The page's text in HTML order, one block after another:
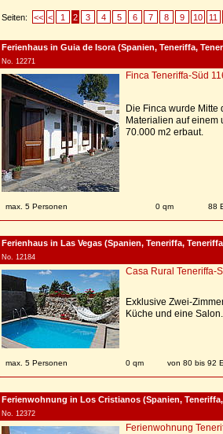
Seiten: << < 1 2 3 4 5 6 7 8 9 10 11
Ferienhaus in Guia de Isora (Spanien, Teneriffa,
No. 12271
Finca Teneriffa-Süd
Die Finca wurde Mitte
Materialien auf einem
70.000 m2 erbaut.
max. 5 Personen 0 qm 88
Ferienhaus in Las Vegas (Spanien, Teneriffa,
No. 12184
Casa Rural Teneriffa-
Exklusive Zwei-
Küche und eine Salon.
max. 5 Personen 0 qm von 80 bis 92
Ferienwohnung in Los Cristianos (Spanien,
No. 12372
Ferienwohnung